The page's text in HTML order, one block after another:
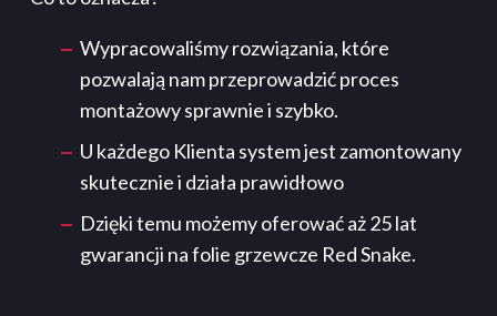
Wypracowaliśmy rozwiązania, które
pozwalają nam przeprowadzić proces
montażowy sprawnie i szybko.
U każdego Klienta system jest zamontowany
skutecznie i działa prawidłowo
Dzięki temu możemy oferować aż 25 lat
gwarancji na folie grzewcze Red Snake.